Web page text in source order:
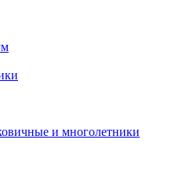
и многолетники